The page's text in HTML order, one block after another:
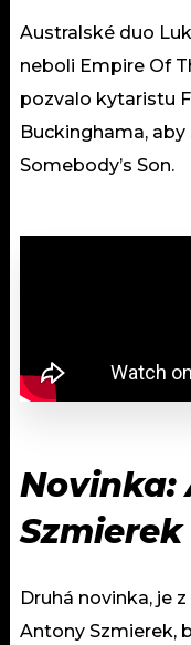
Australské duo
neboli Empire Of
pozvalo kytaristu
Buckinghama,
Somebody’s Son.
Novinka:
Szmierek
Druhá novinka, je
Antony Szmierek,